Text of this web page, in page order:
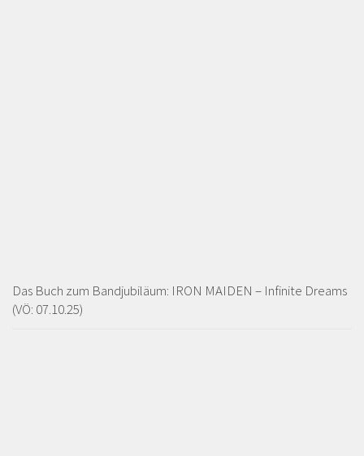
Das Buch zum Bandjubiläum: IRON MAIDEN – Infinite Dreams
(VÖ: 07.10.25)